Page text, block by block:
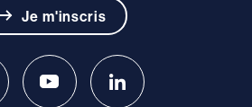
Je m'inscris